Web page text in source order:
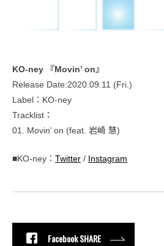
KO-ney 『Movin’ on』
Release Date:2020.09.11 (Fri.)
Label：KO-ney
Tracklist：
01. Movin’ on (feat. 岩崎 慧)
■KO-ney： Twitter / Instagram
Facebook SHARE